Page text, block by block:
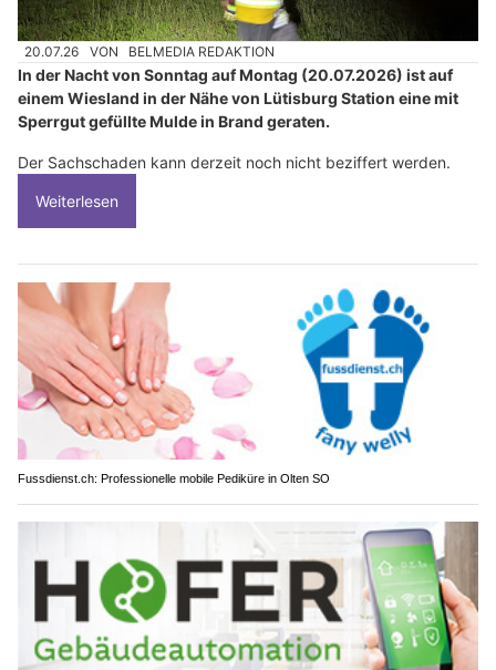
20.07.26 VON BELMEDIA REDAKTION
In der Nacht von Sonntag auf Montag (20.07.2026) ist auf
einem Wiesland in der Nähe von Lütisburg Station eine mit
Sperrgut gefüllte Mulde in Brand geraten.
Der Sachschaden kann derzeit noch nicht beziffert werden.
Weiterlesen
Fussdienst.ch: Professionelle mobile Pediküre in Olten SO